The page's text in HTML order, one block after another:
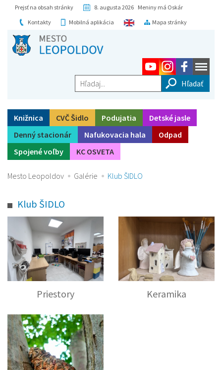
Prejsť na obsah stránky
8. augusta 2026 Meniny má Oskár
Kontakty
Mobilná aplikácia Mapa stránky
Hľadaj...
Knižnica CVČ Šidlo Podujatia
Detské jasle
Denný stacionár
Nafukovacia hala
Odpad
Spojené voľby
KC OSVETA
Mesto Leopoldov Galérie Klub ŠIDLO
Klub ŠIDLO
Priestory Keramika